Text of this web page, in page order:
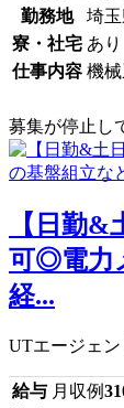
勤務地
埼
寮・社宅 あり
仕事内容 機
募集が停止し
【日勤&
可◎電力
経...
UTエージェ
給与 月収例